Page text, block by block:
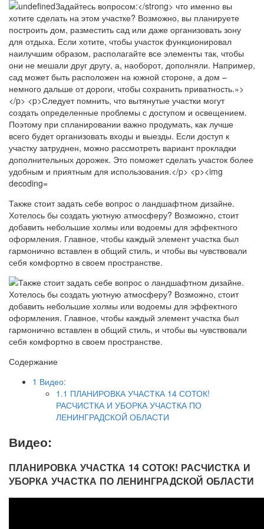
Также стоит задать себе вопрос о ландшафтном дизайне.
Хотелось бы создать уютную атмосферу? Возможно, стоит
добавить небольшие холмы или водоемы для эффектного
оформления. Главное, чтобы каждый элемент участка был
гармонично вставлен в общий стиль, и чтобы вы чувствовали
себя комфортно в своем пространстве.
Содержание
1 Видео:
1.1 ПЛАНИРОВКА УЧАСТКА 14 СОТОК!
РАСЧИСТКА И УБОРКА УЧАСТКА ПО
ЛЕНИНГРАДСКОЙ ОБЛАСТИ
Видео:
ПЛАНИРОВКА УЧАСТКА 14 СОТОК! РАСЧИСТКА И
УБОРКА УЧАСТКА ПО ЛЕНИНГРАДСКОЙ ОБЛАСТИ